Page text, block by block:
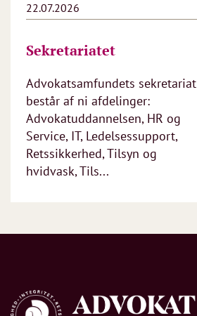
22.07.2026
Sekretariatet
Advokatsamfundets sekretariat
består af ni afdelinger:
Advokatuddannelsen, HR og
Service, IT, Ledelsessupport,
Retssikkerhed, Tilsyn og
hvidvask, Tils...